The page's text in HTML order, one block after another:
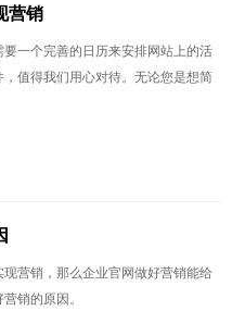
营销
一个完善的日历来安排网站上的活
值得我们用心对待。无论您是想简
营销，那么企业官网做好营销能给
销的原因。